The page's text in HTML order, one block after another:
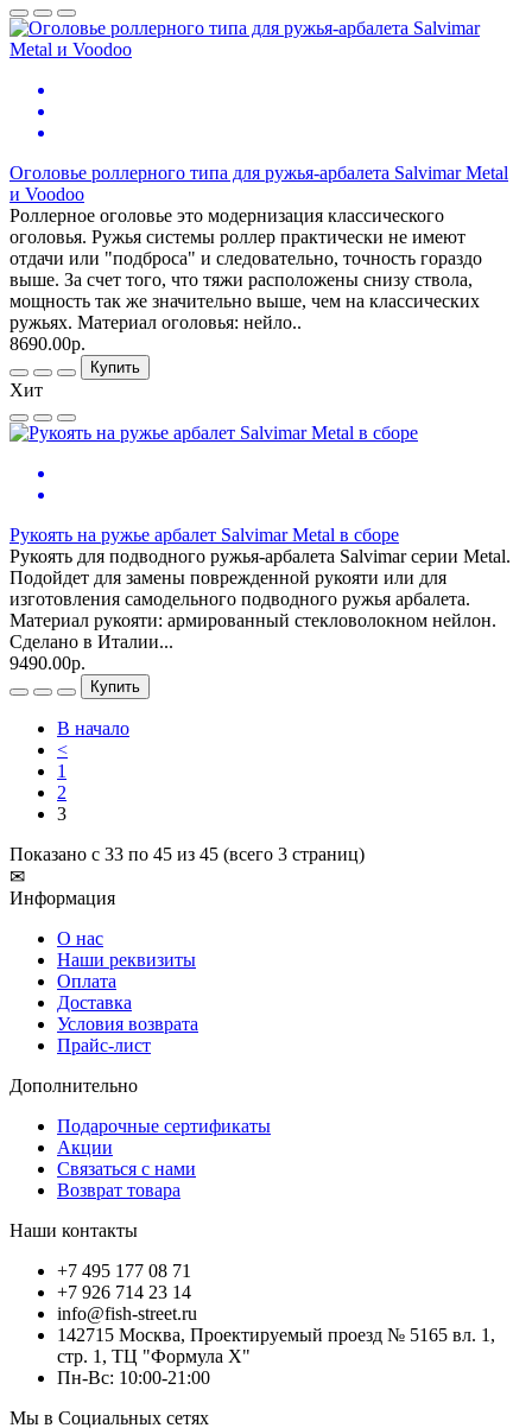
Оголовье роллерного типа для ружья-арбалета Salvimar Metal
и Voodoo
Роллерное оголовье это модернизация классического
оголовья. Ружья системы роллер практически не имеют
отдачи или "подброса" и следовательно, точность гораздо
выше. За счет того, что тяжи расположены снизу ствола,
мощность так же значительно выше, чем на классических
ружьях. Материал оголовья: нейло..
8690.00р.
Купить
Хит
Рукоять на ружье арбалет Salvimar Metal в сборе
Рукоять для подводного ружья-арбалета Salvimar серии Metal.
Подойдет для замены поврежденной рукояти или для
изготовления самодельного подводного ружья арбалета.
Материал рукояти: армированный стекловолокном нейлон.
Сделано в Италии...
9490.00р.
Купить
В начало
<
1
2
3
Показано с 33 по 45 из 45 (всего 3 страниц)
✉
Информация
О нас
Наши реквизиты
Оплата
Доставка
Условия возврата
Прайс-лист
Дополнительно
Подарочные сертификаты
Акции
Связаться с нами
Возврат товара
Наши контакты
+7 495 177 08 71
+7 926 714 23 14
info@fish-street.ru
142715 Москва, Проектируемый проезд № 5165 вл. 1,
стр. 1, ТЦ "Формула X"
Пн-Вс: 10:00-21:00
Мы в Социальных сетях